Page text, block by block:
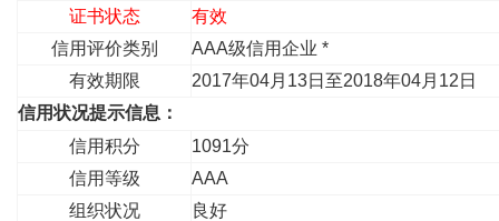
证书状态
有效
信用评价类别
AAA级信用企业 *
有效期限
2017年04月13日至2018年04月12日
信用状况提示信息：
信用积分
1091分
信用等级
AAA
组织状况
良好